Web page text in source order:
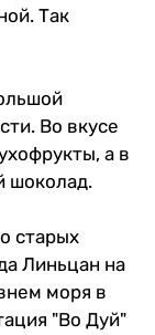
Так
Во вкусе
а в
шоколад.
старых
Линьцан на
моря в
"Во Дуй"